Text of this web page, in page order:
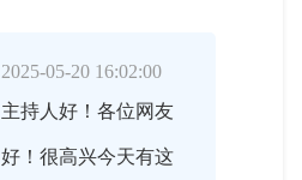
2025-05-20 16:02:00
主持人好！各位网友
好！很高兴今天有这